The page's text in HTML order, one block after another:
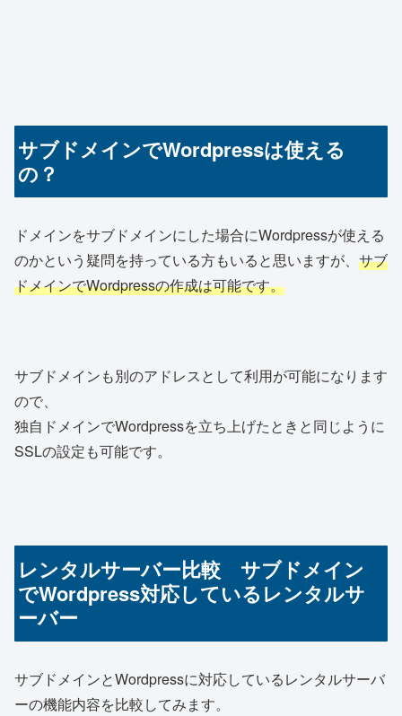
サブドメインでWordpressは使える
の？
ドメインをサブドメインにした場合にWordpressが使える
のかという疑問を持っている方もいると思いますが、 サブ
ドメインでWordpressの作成は可能です。
サブドメインも別のアドレスとして利用が可能になります
ので、
独自ドメインでWordpressを立ち上げたときと同じように
SSLの設定も可能です。
レンタルサーバー比較 サブドメイン
でWordpress対応しているレンタルサ
ーバー
サブドメインとWordpressに対応しているレンタルサーバ
ーの機能内容を比較してみます。